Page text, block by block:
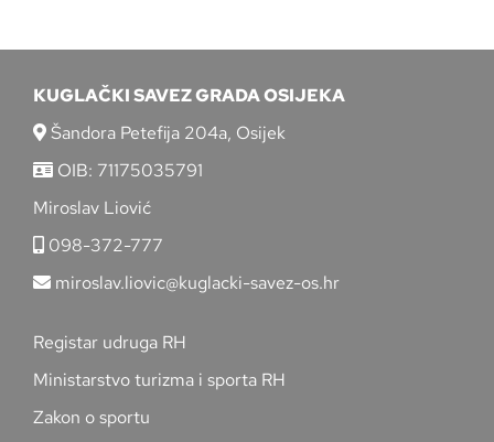
KUGLAČKI SAVEZ GRADA OSIJEKA
Šandora Petefija 204a, Osijek
OIB: 71175035791
Miroslav Liović
098-372-777
miroslav.liovic@kuglacki-savez-os.hr
Registar udruga RH
Ministarstvo turizma i sporta RH
Zakon o sportu